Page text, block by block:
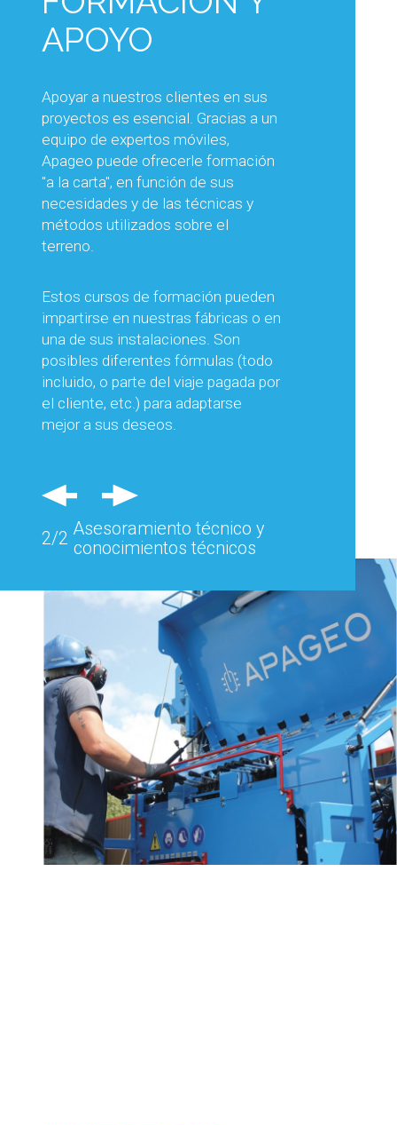
APOYO
Apoyar a nuestros clientes en sus
proyectos es esencial. Gracias a un
equipo de expertos móviles,
Apageo puede ofrecerle formación
"a la carta", en función de sus
necesidades y de las técnicas y
métodos utilizados sobre el
terreno.
Estos cursos de formación pueden
impartirse en nuestras fábricas o en
una de sus instalaciones. Son
posibles diferentes fórmulas (todo
incluido, o parte del viaje pagada por
el cliente, etc.) para adaptarse
mejor a sus deseos.
2/2 Asesoramiento técnico y
conocimientos técnicos
TÉCNICO Y
TÉCNICOS
Nuestros equipos comerciales y
técnicos le apoyarán en sus
proyectos, asesorándole en la
elección del equipo más adecuado
Esto es para garantizarle la mejor
productividad y optimizar así sus
costes de producción.
Las visitas periódicas en Francia y
en el extranjero y los comentarios
sobre el terreno nos permiten
eficazmente.
Además, se pueden estudiar y
responder con precisión a los
problemas de un lugar concreto.
2/2
Asesoramiento técnico y
conocimientos técnicos